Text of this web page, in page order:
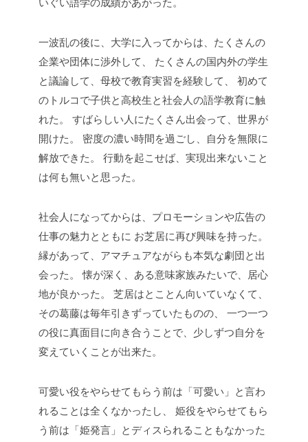
一波乱の後に、大学に入ってからは、たくさんの
企業や団体に渉外して、
たくさんの国内外の学生
と議論して、母校で教育実習を経験して、
初めて
のトルコで子供と高校生と社会人の語学教育に触
れた。
すばらしい人にたくさん出会って、世界が
開けた。
密度の濃い時間を過ごし、自分を無限に
解放できた。
行動を起こせば、実現出来ないこと
は何も無いと思った。
社会人になってからは、プロモーションや広告の
仕事の魅力とともに お芝居に再び興味を持った。
縁があって、アマチュアながらも本気な劇団と出
会った。
懐が深く、ある意味家族みたいで、居心
地が良かった。
芝居はとことん向いていなくて、
その葛藤は毎年引きずっていたものの、
一つ一つ
の役に真面目に向き合うことで、少しずつ自分を
変えていくことが出来た。
可愛い役をやらせてもらう前は「可愛い」と言わ
れることは全くなかったし、
姫役をやらせてもら
う前は「姫発言」とディスられることもなかった